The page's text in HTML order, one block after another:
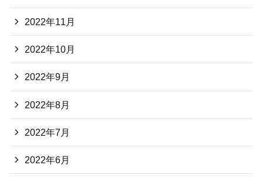
2022年11月
2022年10月
2022年9月
2022年8月
2022年7月
2022年6月